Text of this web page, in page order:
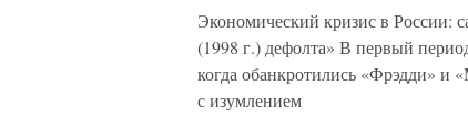
Экономический кризис в России:
(1998 г.) дефолта» В первый
когда обанкротились «Фрэдди» и
с изумлением